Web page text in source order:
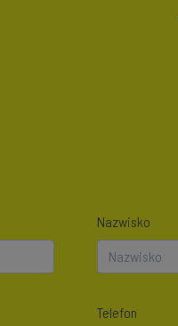
Nazwisko
Telefon